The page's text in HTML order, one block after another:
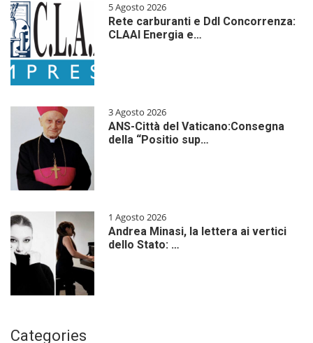
5 Agosto 2026
Rete carburanti e Ddl Concorrenza:
CLAAI Energia e…
3 Agosto 2026
ANS-Città del Vaticano:Consegna
della “Positio sup…
1 Agosto 2026
Andrea Minasi, la lettera ai vertici
dello Stato: …
Categories